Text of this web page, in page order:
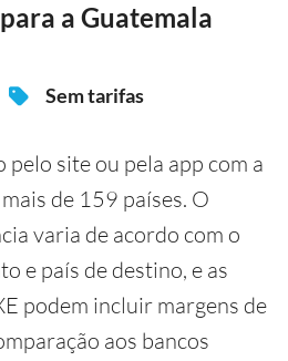
a Guatemala
Sem tarifas
site ou pela app com a
de 159 países. O
varia de acordo com o
e país de destino, e as
podem incluir margens de
aos bancos